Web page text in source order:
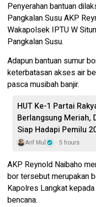
Penyerahan bantuan
Pangkalan Susu AKP
Wakapolsek IPTU W
Pangkalan Susu.
Adapun bantuan sumur
keterbatasan akses air
pasca musibah banjir.
HUT Ke-1 Partai
Berlangsung Meriah,
Siap Hadapi Pemilu
Arif Mul 5 hours
AKP Reynold Naibaho
bor tersebut merupakan
Kapolres Langkat
bencana.